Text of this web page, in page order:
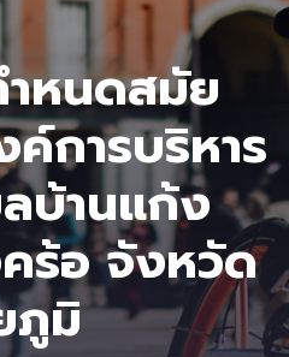
หนดสมัย
การบริหาร
บ้านแก้ง
ร้อ จังหวัด
ภูมิ